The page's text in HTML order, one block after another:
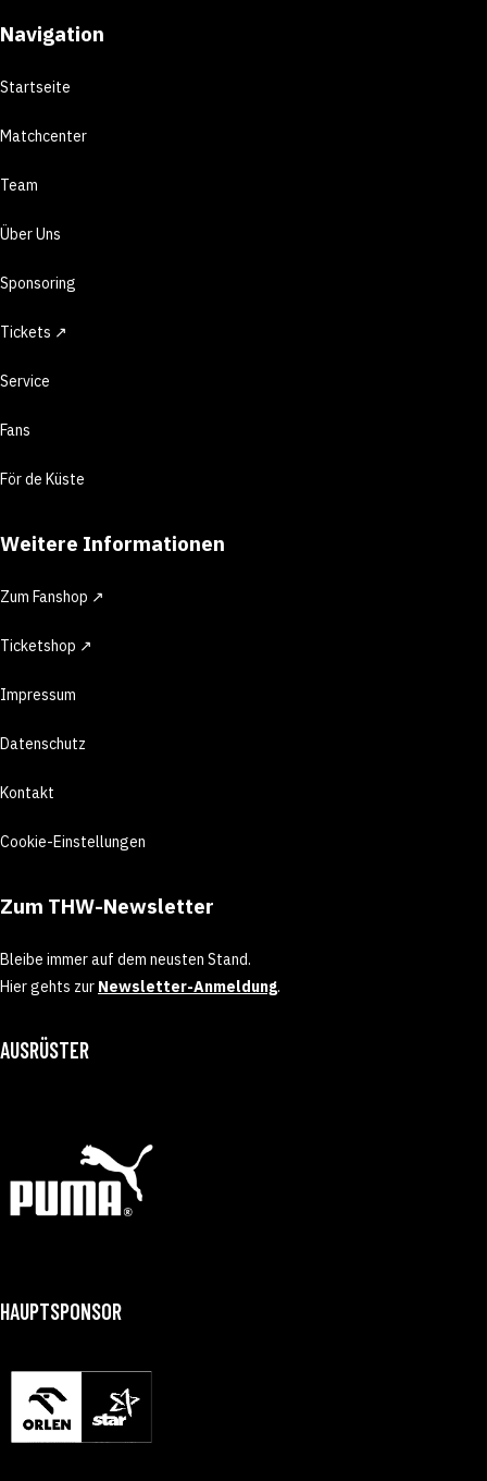
Navigation
Startseite
Matchcenter
Team
Über Uns
Sponsoring
Tickets ↗
Service
Fans
För de Küste
Weitere Informationen
Zum Fanshop ↗
Ticketshop ↗
Impressum
Datenschutz
Kontakt
Cookie-Einstellungen
Zum THW-Newsletter
Bleibe immer auf dem neusten Stand.
Hier gehts zur Newsletter-Anmeldung.
AUSRÜSTER
HAUPTSPONSOR